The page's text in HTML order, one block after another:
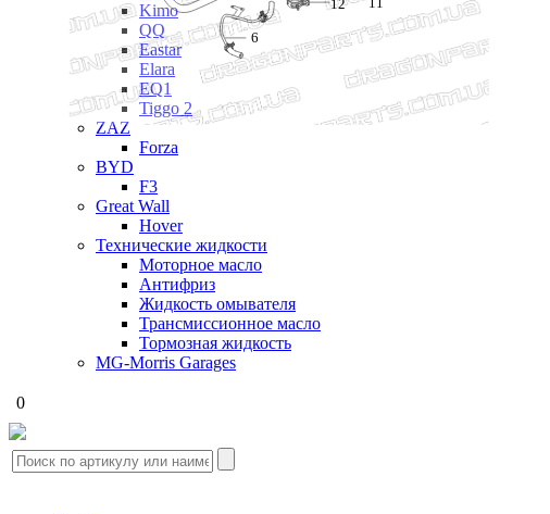
Kimo
QQ
Eastar
Elara
EQ1
Tiggo 2
ZAZ
Forza
BYD
F3
Great Wall
Hover
Технические жидкости
Моторное масло
Антифриз
Жидкость омывателя
Трансмиссионное масло
Тормозная жидкость
MG-Morris Garages
0
12
6